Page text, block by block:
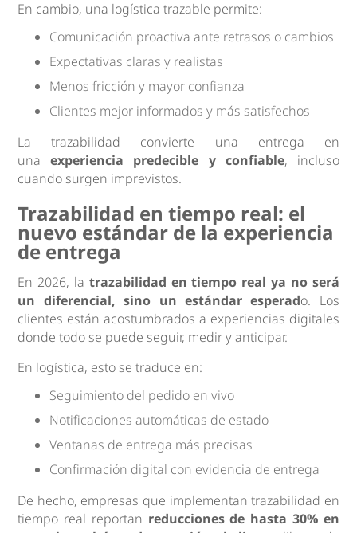
En cambio, una logística trazable permite:
Comunicación proactiva ante retrasos o cambios
Expectativas claras y realistas
Menos fricción y mayor confianza
Clientes mejor informados y más satisfechos
La trazabilidad convierte una entrega en
unaexperiencia predecible y confiable, incluso
cuando surgen imprevistos.
Trazabilidad en tiempo real: el
nuevo estándar de la experiencia
de entrega
En 2026, la trazabilidad en tiempo real ya no será
un diferencial, sino un estándar esperado. Los
clientes están acostumbrados a experiencias digitales
donde todo se puede seguir, medir y anticipar.
En logística, esto se traduce en:
Seguimiento del pedido en vivo
Notificaciones automáticas de estado
Ventanas de entrega más precisas
Confirmación digital con evidencia de entrega
De hecho, empresas que implementan trazabilidad en
tiempo real reportan reducciones de hasta 30% en